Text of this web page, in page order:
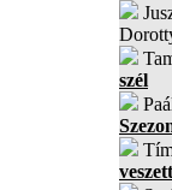
szél
veszett